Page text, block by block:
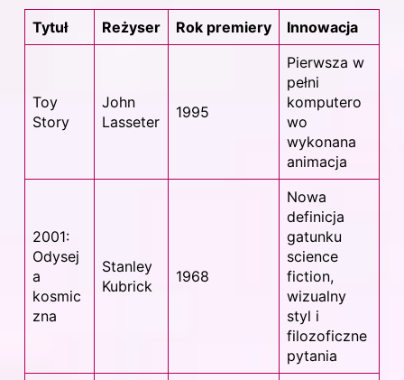
Tytuł Reżyser Rok premiery Innowacja
Toy
Story
John
Lasseter
1995
Pierwsza w
pełni
komputero
wo
wykonana
animacja
2001:
Odysej
a
kosmic
zna
Stanley
Kubrick
1968
Nowa
definicja
gatunku
science
fiction,
wizualny
styl i
filozoficzne
pytania